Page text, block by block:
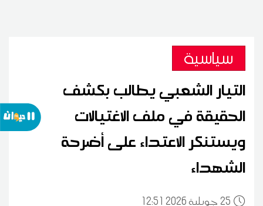
سياسية
التيار الشعبي يطالب بكشف
الحقيقة في ملف الاغتيالات
ويستنكر الاعتداء على أضرحة
الشهداء
25 12:51 2026 جويلية